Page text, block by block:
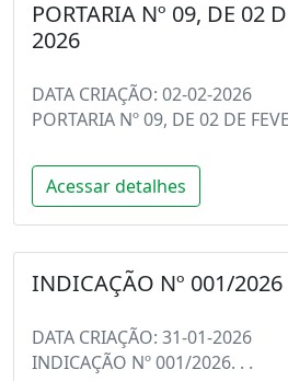
PORTARIA Nº 09, DE 02
2026
DATA CRIAÇÃO: 02-02-2026
PORTARIA Nº 09, DE 02 DE
Acessar detalhes
INDICAÇÃO Nº 001/2026
DATA CRIAÇÃO: 31-01-2026
INDICAÇÃO Nº 001/2026. . .